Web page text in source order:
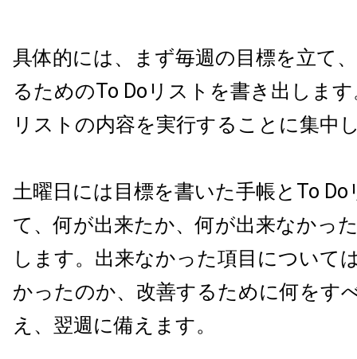
具体的には、まず毎週の目標を立て
るためのTo Do リストを書き出しま
リストの内容を実行することに集中
土曜日には目標を書いた手帳と To Do
て、何が出来たか、何が出来なかっ
します。出来なかった項目について
かったのか、改善するために何をす
え、翌週に備えます。